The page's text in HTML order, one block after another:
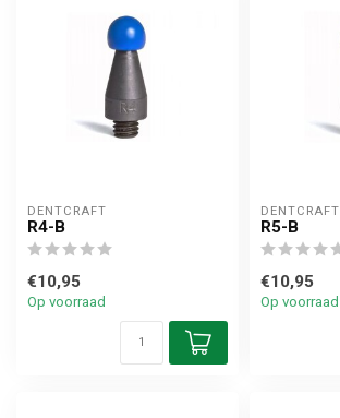
DENTCRAFT
R4-B
€10,95
Op voorraad
DENTCRAFT
R5-B
€10,95
Op voorraad